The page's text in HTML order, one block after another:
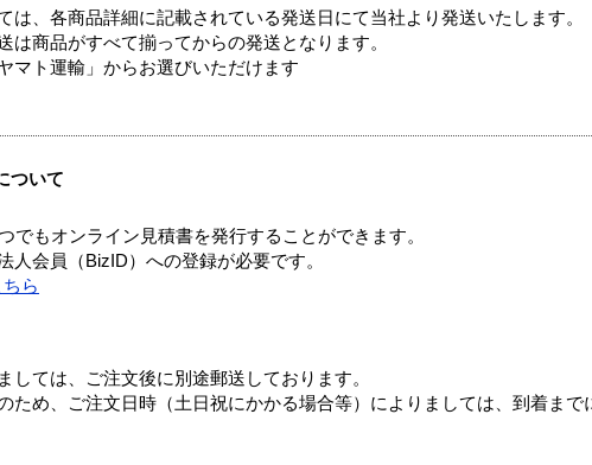
は、各商品詳細に記載されている発送日にて当社より発送いたします。
は商品がすべて揃ってからの発送となります。
マト運輸」からお選びいただけます
ついて
でもオンライン見積書を発行することができます。
会員（BizID）への登録が必要です。
ら
しては、ご注文後に別途郵送しております。
ため、ご注文日時（土日祝にかかる場合等）によりましては、到着まで